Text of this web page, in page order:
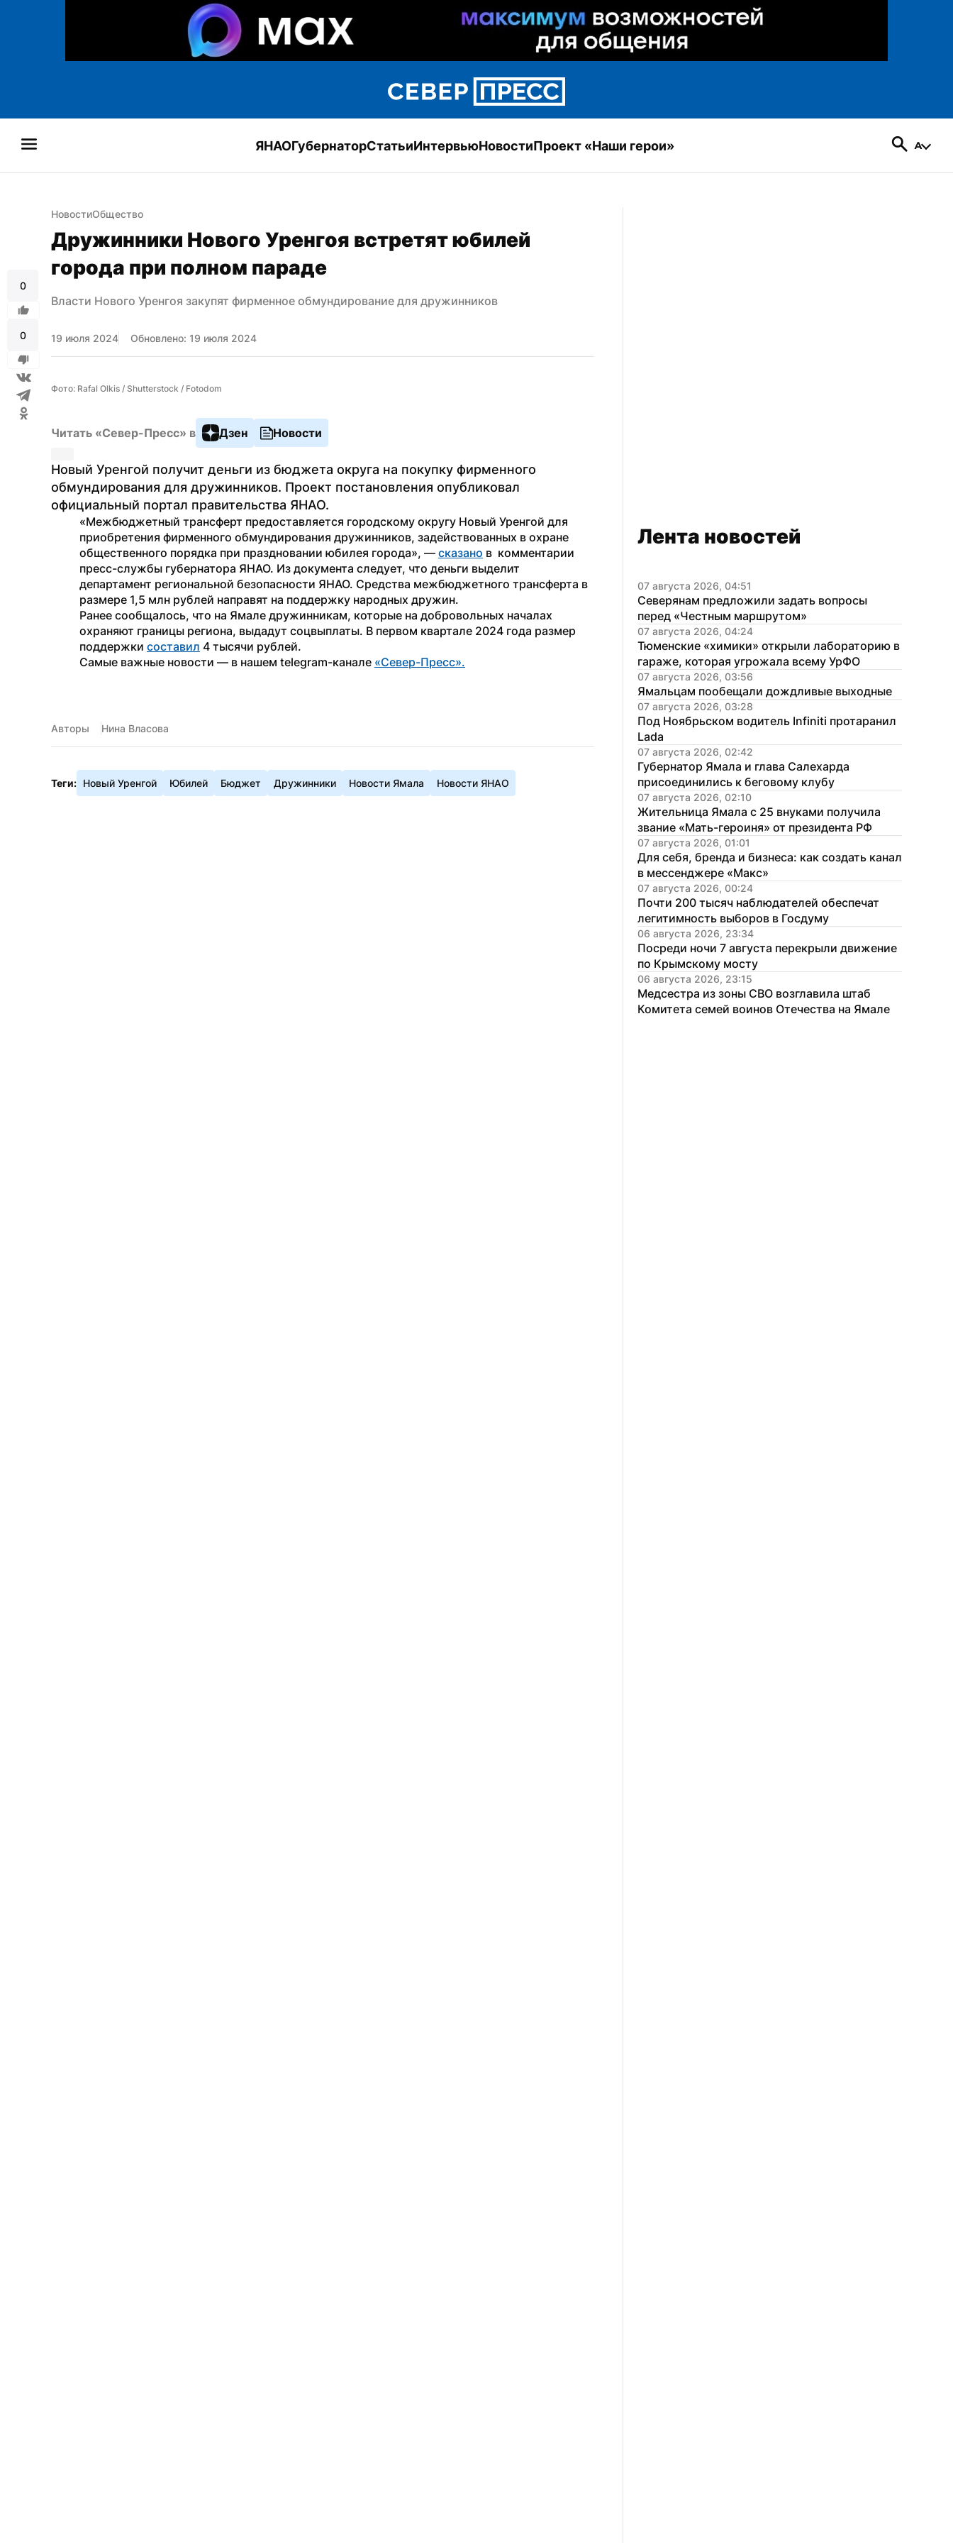
ЯНАОГубернаторСтатьиИнтервьюНовостиПроект «Наши герои»
0
0
НовостиОбщество
Дружинники Нового Уренгоя встретят юбилей
города при полном параде
Власти Нового Уренгоя закупят фирменное обмундирование для дружинников
19 июля 2024 Обновлено: 19 июля 2024
Фото: Rafal Olkis / Shutterstock / Fotodom
Читать «Север-Пресс» в Дзен Новости
Новый Уренгой получит деньги из бюджета округа на покупку фирменного
обмундирования для дружинников. Проект постановления опубликовал
официальный портал правительства ЯНАО.
«Межбюджетный трансферт предоставляется городскому округу Новый Уренгой для
приобретения фирменного обмундирования дружинников, задействованных в охране
общественного порядка при праздновании юбилея города», — сказано в  комментарии
пресс-службы губернатора ЯНАО. Из документа следует, что деньги выделит
департамент региональной безопасности ЯНАО. Средства межбюджетного трансферта в
размере 1,5 млн рублей направят на поддержку народных дружин.
Ранее сообщалось, что на Ямале дружинникам, которые на добровольных началах
охраняют границы региона, выдадут соцвыплаты. В первом квартале 2024 года размер
поддержки составил 4 тысячи рублей.
Самые важные новости — в нашем telegram-канале «Север-Пресс».
Авторы Нина Власова
Теги: Новый Уренгой Юбилей Бюджет Дружинники Новости Ямала Новости ЯНАО
Лента новостей
07 августа 2026, 04:51
Северянам предложили задать вопросы
перед «Честным маршрутом»
07 августа 2026, 04:24
Тюменские «химики» открыли лабораторию в
гараже, которая угрожала всему УрФО
07 августа 2026, 03:56
Ямальцам пообещали дождливые выходные
07 августа 2026, 03:28
Под Ноябрьском водитель Infiniti протаранил
Lada
07 августа 2026, 02:42
Губернатор Ямала и глава Салехарда
присоединились к беговому клубу
07 августа 2026, 02:10
Жительница Ямала с 25 внуками получила
звание «Мать-героиня» от президента РФ
07 августа 2026, 01:01
Для себя, бренда и бизнеса: как создать канал
в мессенджере «Макс»
07 августа 2026, 00:24
Почти 200 тысяч наблюдателей обеспечат
легитимность выборов в Госдуму
06 августа 2026, 23:34
Посреди ночи 7 августа перекрыли движение
по Крымскому мосту
06 августа 2026, 23:15
Медсестра из зоны СВО возглавила штаб
Комитета семей воинов Отечества на Ямале